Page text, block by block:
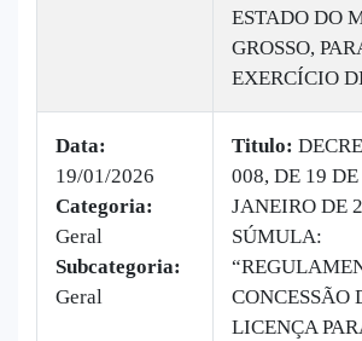
ESTADO DO
GROSSO,
EXERCÍCIO
Data:
19/01/2026
Categoria:
Geral
Subcategoria:
Geral
Titulo:
008, DE 19 DE
JANEIRO DE
SÚMULA:
CONCESSÃO
LICENÇA